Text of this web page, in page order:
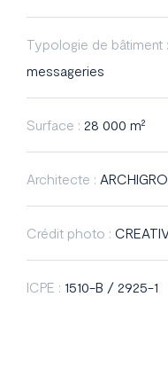
Typologie de bâtiment :
messageries
Surface : 28 000 m²
Architecte :
Crédit photo :
ICPE : 1510-B / 2925-1